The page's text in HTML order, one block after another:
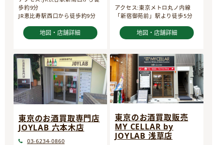
歩約9分
JR恵比寿駅西口から徒歩約9分
地図・店舗詳細
アクセス:東京メトロ丸ノ内線
「新宿御苑前」駅より徒歩5分
地図・店舗詳細
東京のお酒買取専門店
JOYLAB 六本木店
03-6234-0860
東京のお酒買取販売
MY CELLAR by
JOYLAB 浅草店